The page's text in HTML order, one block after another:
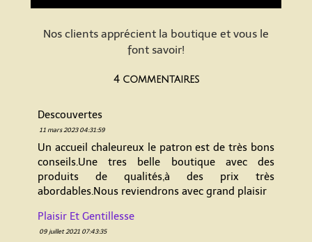
Nos clients apprécient la boutique et vous le
font savoir!
4 commentaires
Descouvertes
11 mars 2023 04:31:59
Un accueil chaleureux le patron est de très bons
conseils.Une tres belle boutique avec des
produits de qualités,à des prix très
abordables.Nous reviendrons avec grand plaisir
Plaisir Et Gentillesse
09 juillet 2021 07:43:35